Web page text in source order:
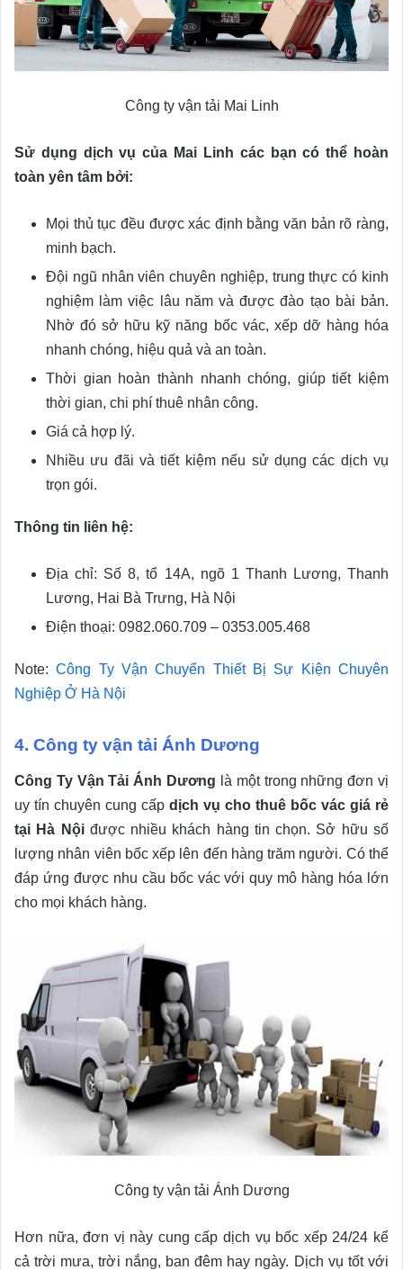
Công ty vận tải Mai Linh
Sử dụng dịch vụ của Mai Linh các bạn có thể hoàn
toàn yên tâm bởi:
Mọi thủ tục đều được xác định bằng văn bản rõ ràng,
minh bạch.
Đội ngũ nhân viên chuyên nghiệp, trung thực có kinh
nghiệm làm việc lâu năm và được đào tạo bài bản.
Nhờ đó sở hữu kỹ năng bốc vác, xếp dỡ hàng hóa
nhanh chóng, hiệu quả và an toàn.
Thời gian hoàn thành nhanh chóng, giúp tiết kiệm
thời gian, chi phí thuê nhân công.
Giá cả hợp lý.
Nhiều ưu đãi và tiết kiệm nếu sử dụng các dịch vụ
trọn gói.
Thông tin liên hệ:
Địa chỉ: Số 8, tổ 14A, ngõ 1 Thanh Lương, Thanh
Lương, Hai Bà Trưng, Hà Nội
Điện thoại: 0982.060.709 – 0353.005.468
Note:Công Ty Vận Chuyển Thiết Bị Sự Kiện Chuyên
Nghiệp Ở Hà Nội
4. Công ty vận tải Ánh Dương
Công Ty Vận Tải Ánh Dương là một trong những đơn vị
uy tín chuyên cung cấp dịch vụ cho thuê bốc vác giá rẻ
tại Hà Nộiđược nhiều khách hàng tin chọn. Sở hữu số
lượng nhân viên bốc xếp lên đến hàng trăm người. Có thể
đáp ứng được nhu cầu bốc vác với quy mô hàng hóa lớn
cho mọi khách hàng.
Công ty vận tải Ánh Dương
Hơn nữa, đơn vị này cung cấp dịch vụ bốc xếp 24/24 kể
cả trời mưa, trời nắng, ban đêm hay ngày. Dịch vụ tốt với